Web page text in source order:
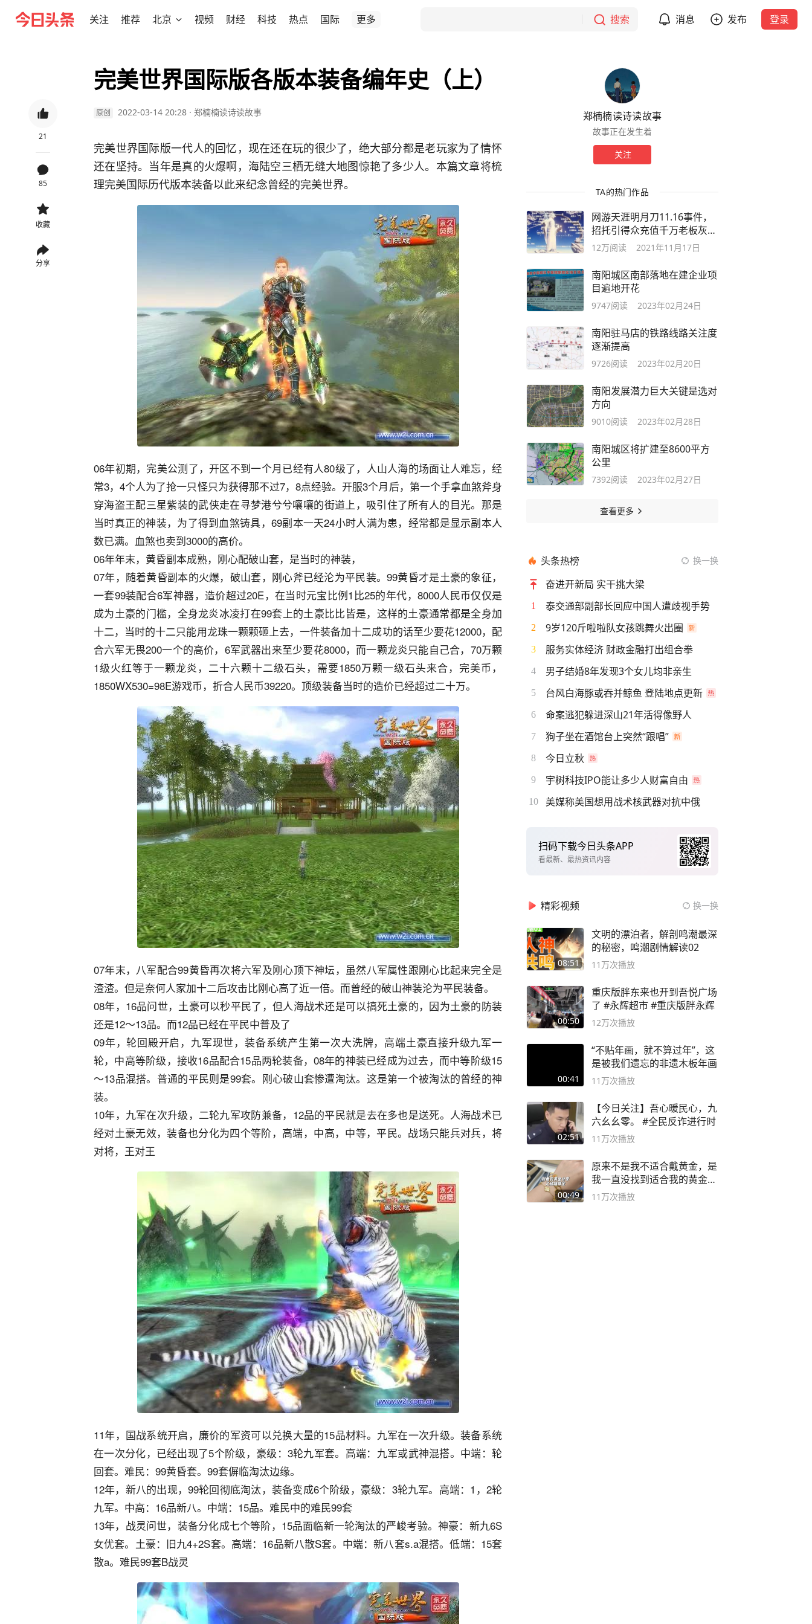
关注 推荐 北京 视频 财经 科技 热点 国际 更多 搜索 消息 发布 登录
21
85
收藏
分享
完美世界国际版各版本装备编年史（上）
原创 2022-03-14 20:28 · 郑楠楠读诗读故事
完美世界国际版一代人的回忆，现在还在玩的很少了，绝大部分都是老玩家为了情怀
还在坚持。当年是真的火爆啊，海陆空三栖无缝大地图惊艳了多少人。本篇文章将梳
理完美国际历代版本装备以此来纪念曾经的完美世界。
06年初期，完美公测了，开区不到一个月已经有人80级了，人山人海的场面让人难忘，经
常3，4个人为了抢一只怪只为获得那不过7，8点经验。开服3个月后，第一个手拿血煞斧身
穿海盗王配三星紫装的武侠走在寻梦港兮兮嚷嚷的街道上，吸引住了所有人的目光。那是
当时真正的神装，为了得到血煞铸具，69副本一天24小时人满为患，经常都是显示副本人
数已满。血煞也卖到3000的高价。
06年年末，黄昏副本成熟，刚心配破山套，是当时的神装，
07年，随着黄昏副本的火爆，破山套，刚心斧已经沦为平民装。99黄昏才是土豪的象征，
一套99装配合6军神器，造价超过20E，在当时元宝比例1比25的年代，8000人民币仅仅是
成为土豪的门槛，全身龙炎冰凌打在99套上的土豪比比皆是，这样的土豪通常都是全身加
十二，当时的十二只能用龙珠一颗颗砸上去，一件装备加十二成功的话至少要花12000，配
合六军无畏200一个的高价，6军武器出来至少要花8000，而一颗龙炎只能自己合，70万颗
1级火红等于一颗龙炎，二十六颗十二级石头，需要1850万颗一级石头来合，完美币，
1850WX530=98E游戏币，折合人民币39220。顶级装备当时的造价已经超过二十万。
07年末，八军配合99黄昏再次将六军及刚心顶下神坛，虽然八军属性跟刚心比起来完全是
渣渣。但是奈何人家加十二后攻击比刚心高了近一倍。而曾经的破山神装沦为平民装备。
08年，16品问世，土豪可以秒平民了，但人海战术还是可以搞死土豪的，因为土豪的防装
还是12～13品。而12品已经在平民中普及了
09年，轮回殿开启，九军现世，装备系统产生第一次大洗牌，高端土豪直接升级九军一
轮，中高等阶级，接收16品配合15品两轮装备，08年的神装已经成为过去，而中等阶级15
～13品混搭。普通的平民则是99套。刚心破山套惨遭淘汰。这是第一个被淘汰的曾经的神
装。
10年，九军在次升级，二轮九军攻防兼备，12品的平民就是去在多也是送死。人海战术已
经对土豪无效，装备也分化为四个等阶，高端，中高，中等，平民。战场只能兵对兵，将
对将，王对王
11年，国战系统开启，廉价的军资可以兑换大量的15品材料。九军在一次升级。装备系统
在一次分化，已经出现了5个阶级，豪级：3轮九军套。高端：九军或武神混搭。中端：轮
回套。难民：99黄昏套。99套偋临淘汰边缘。
12年，新八的出现，99轮回彻底淘汰，装备变成6个阶级，豪级：3轮九军。高端：1，2轮
九军。中高：16品新八。中端：15品。难民中的难民99套
13年，战灵问世，装备分化成七个等阶，15品面临新一轮淘汰的严峻考验。神豪：新九6S
女优套。土豪：旧九4+2S套。高端：16品新八散S套。中端：新八套s.a混搭。低端：15套
散a。难民99套B战灵
郑楠楠读诗读故事
故事正在发生着
关注
TA的热门作品
网游天涯明月刀11.16事件，
招托引得众充值千万老板灰心
删号
12万阅读 2021年11月17日
南阳城区南部落地在建企业项
目遍地开花
9747阅读 2023年02月24日
南阳驻马店的铁路线路关注度
逐渐提高
9726阅读 2023年02月20日
南阳发展潜力巨大关键是选对
方向
9010阅读 2023年02月28日
南阳城区将扩建至8600平方
公里
7392阅读 2023年02月27日
查看更多
头条热榜 换一换
奋进开新局 实干挑大梁
1 泰交通部副部长回应中国人遭歧视手势
2 9岁120斤啦啦队女孩跳舞火出圈
3 服务实体经济 财政金融打出组合拳
4 男子结婚8年发现3个女儿均非亲生
5 台风白海豚或吞并鲸鱼 登陆地点更新
6 命案逃犯躲进深山21年活得像野人
7 狗子坐在酒馆台上突然“跟唱”
8 今日立秋
9 宇树科技IPO能让多少人财富自由
10 美媒称美国想用战术核武器对抗中俄
扫码下载今日头条APP
看最新、最热资讯内容
精彩视频 换一换
08:51
文明的漂泊者，解剖鸣潮最深
的秘密，鸣潮剧情解读02
11万次播放
00:50
重庆版胖东来也开到吾悦广场
了 #永辉超市 #重庆版胖永辉
12万次播放
00:41
“不贴年画，就不算过年”，这
是被我们遗忘的非遗木板年画
11万次播放
02:51
【今日关注】吾心暖民心，九
六幺幺零。 #全民反诈进行时
11万次播放
00:49
原来不是我不适合戴黄金，是
我一直没找到适合我的黄金
😭
11万次播放